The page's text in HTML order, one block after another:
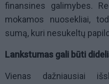
finansines galimybes.
mokamos nuosekliai,
sumą, kuri nesukeltų
Lankstumas gali būti
Vienas dažniausiai